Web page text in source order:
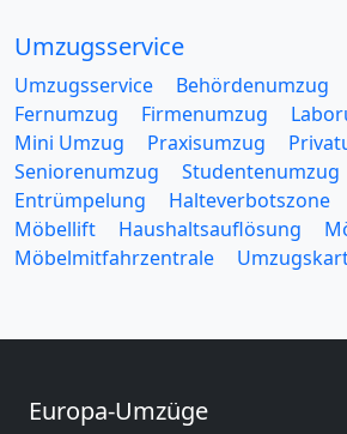
Umzugsservice
Umzugsservice Behördenumzug
Fernumzug
Firmenumzug
Mini Umzug
Praxisumzug
Seniorenumzug
Studentenumzug
Entrümpelung
Halteverbotszone
Möbellift
Haushaltsauflösung
Möbelmitfahrzentrale
Europa-Umzüge